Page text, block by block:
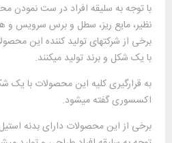
به سلیقه افراد در ست نمودن محصولات
ریز، سطل و برس سرویس و هم چنین
تولید کننده این محصولات، کلیه این
و برند تولید میکنند.
کلیه این محصولات با یک شکل و جنس
گفته میشود.
این محصولات دارای بدنه استیل، پلاستیک